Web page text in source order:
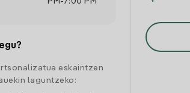
eskaintzen
laguntzeko: